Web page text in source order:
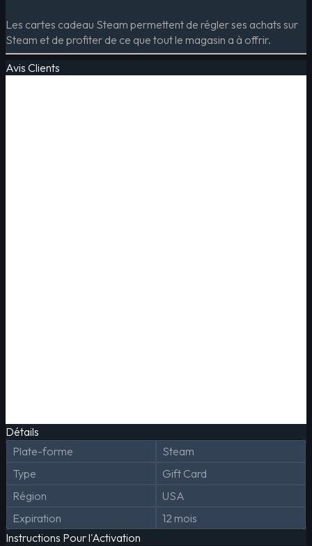
Les cartes cadeau Steam permettent de régler ses achats sur
Steam et de profiter de ce que tout le magasin a à offrir.
Avis Clients
Détails
Plate-forme
Steam
Type
Gift Card
Région
USA
Expiration
12 mois
Instructions Pour l'Activation